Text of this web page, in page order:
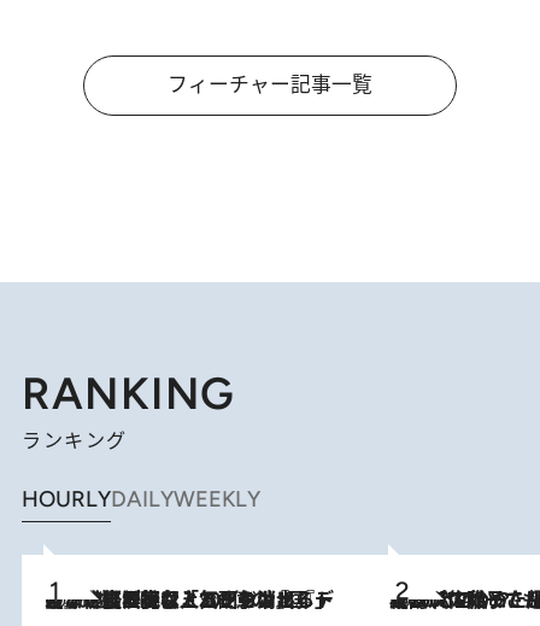
フィーチャー記事一覧
RANKING
ランキング
HOURLYDAILYWEEKLY
2026.8.5
【なぜ吉沢亮は「気配を消せる」のか？】興行収入208億の『国宝』を経て挑むミュージカル『ディア・エヴァン・ハンセン』。トップ俳優が舞台上でさらけ出した“孤独”とは 2026.8.5
【阿川佐和子さんの年とる力】なぜ70代で始めた趣味は“こんなに楽しい”のか？ ピアノ、俳句…スランプに陥っても続けられる“ある秘訣”とは